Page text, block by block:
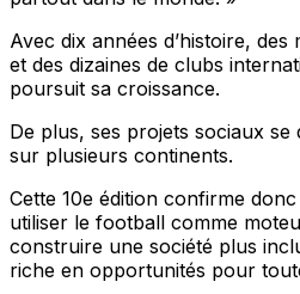
Avec dix années d’histoire,
et des dizaines de clubs
poursuit sa croissance.
De plus, ses projets sociaux se
sur plusieurs continents.
Cette 10e édition confirme
utiliser le football comme
construire une société plus
riche en opportunités pour